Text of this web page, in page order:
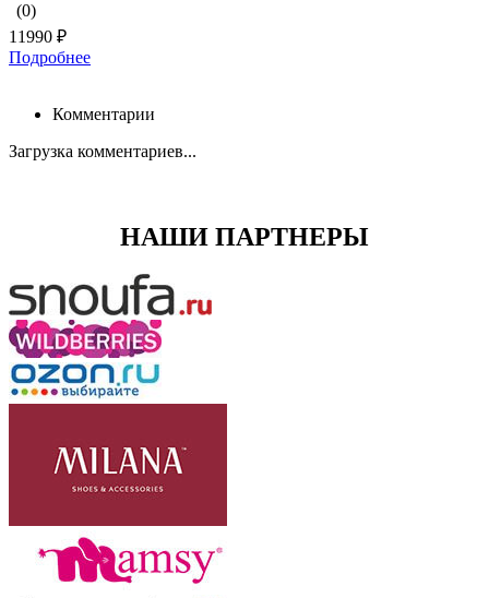
(0)
11990 ₽
Подробнее
Комментарии
Загрузка комментариев...
НАШИ ПАРТНЕРЫ